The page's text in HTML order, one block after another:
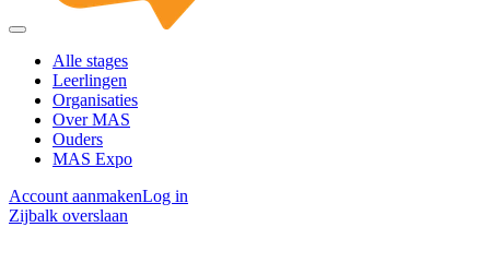
Alle stages
Leerlingen
Organisaties
Over MAS
Ouders
MAS Expo
Account aanmakenLog in
Zijbalk overslaan